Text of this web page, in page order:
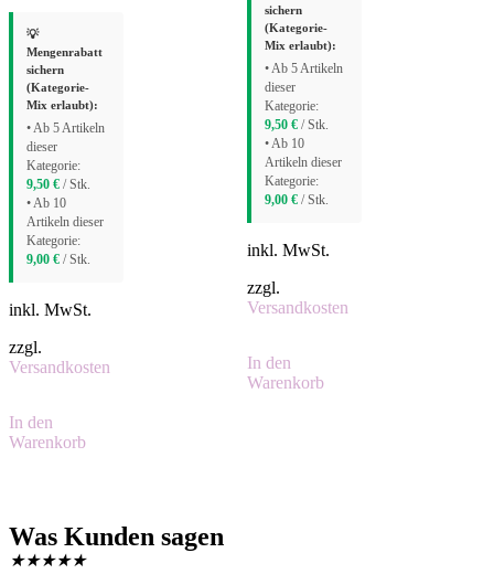
💡
Mengenrabatt
sichern
(Kategorie-
Mix erlaubt):
• Ab 5 Artikeln
dieser
Kategorie:
9,50 € / Stk.
• Ab 10
Artikeln dieser
Kategorie:
9,00 € / Stk.
inkl. MwSt.
zzgl.
Versandkosten
In den
Warenkorb
sichern
(Kategorie-
Mix erlaubt):
• Ab 5 Artikeln
dieser
Kategorie:
9,50 € / Stk.
• Ab 10
Artikeln dieser
Kategorie:
9,00 € / Stk.
inkl. MwSt.
zzgl.
Versandkosten
In den
Warenkorb
Was Kunden sagen
★★★★★